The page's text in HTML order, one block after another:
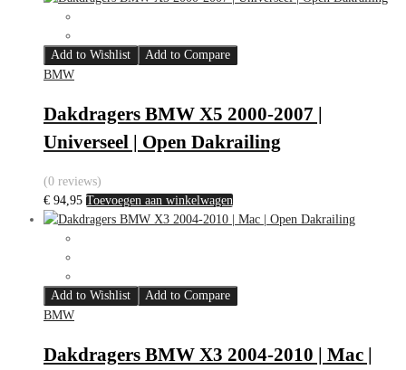
Add to Wishlist
Add to Compare
BMW
Dakdragers BMW X5 2000-2007 |
Universeel | Open Dakrailing
(0 reviews)
€ 94,95 Toevoegen aan winkelwagen
Add to Wishlist
Add to Compare
BMW
Dakdragers BMW X3 2004-2010 | Mac |